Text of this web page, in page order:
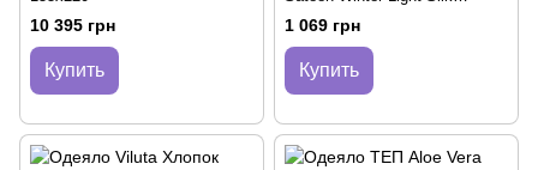
10 395 грн
Купить
110х140
1 069 грн
Купить